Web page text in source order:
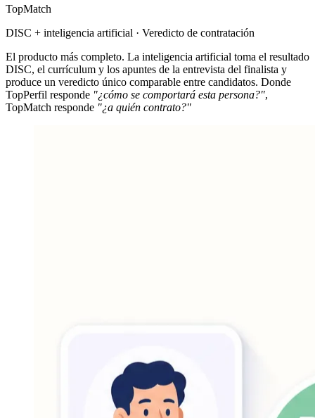
TopMatch
DISC + inteligencia artificial · Veredicto de contratación
El producto más completo. La inteligencia artificial toma el resultado
DISC, el currículum y los apuntes de la entrevista del finalista y
produce un veredicto único comparable entre candidatos. Donde
TopPerfil responde "¿cómo se comportará esta persona?",
TopMatch responde "¿a quién contrato?"